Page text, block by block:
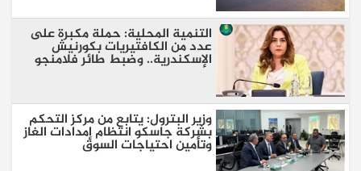
التنمية المحلية: حملة مكبرة على
عدد من الكافتيريات بكورنيش
الإسكندرية.. وضبط طائر فلامنجو
وزير البترول: يتابع من مركز التحكم
بشركة جاسكو انتظام إمدادات الغاز
وتأمين احتياجات السوق